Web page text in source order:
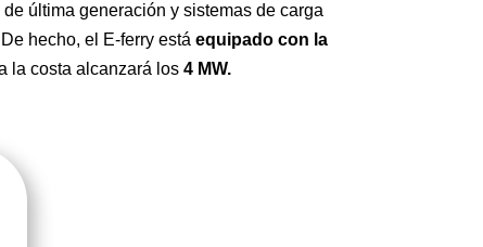
última generación y sistemas de carga
hecho, el E-ferry está equipado con la
la costa alcanzará los4 MW.